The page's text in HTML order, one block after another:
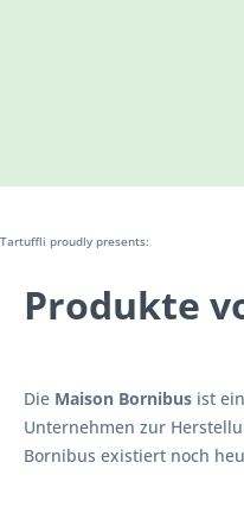
Tartuffli proudly presents:
Produkte
Die Maison Bornibus ist
Unternehmen zur
Bornibus existiert noch